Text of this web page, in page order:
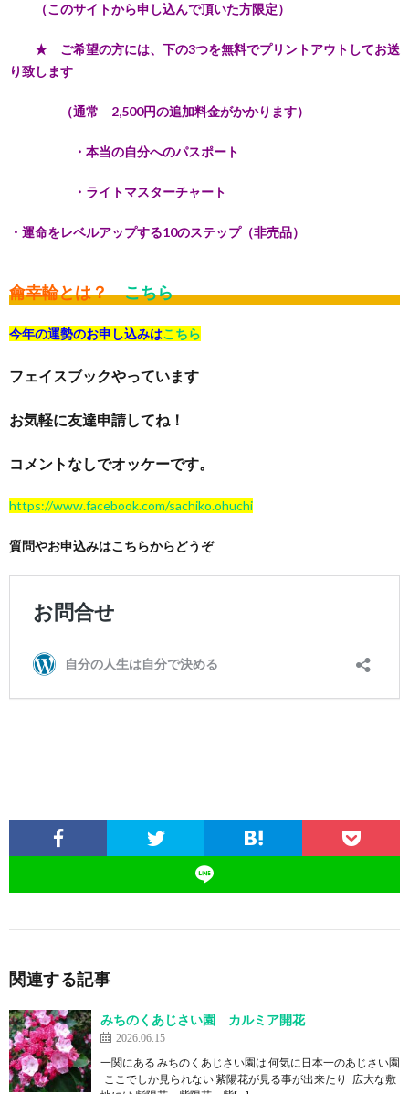
（このサイトから申し込んで頂いた方限定）
★ ご希望の方には、下の3つを無料でプリントアウトしてお送
り致します
（通常 2,500円の追加料金がかかります）
・本当の自分へのパスポート
・ライトマスターチャート
・運命をレベルアップする10のステップ（非売品）
龠幸輪とは？ こちら
今年の運勢のお申し込みはこちら
フェイスブックやっています
お気軽に友達申請してね！
コメントなしでオッケーです。
https://www.facebook.com/sachiko.ohuchi
質問やお申込みはこちらからどうぞ
関連する記事
みちのくあじさい園 カルミア開花
2026.06.15
一関にある みちのくあじさい園は 何気に日本一のあじさい園
ここでしか見られない 紫陽花が見る事が出来たり 広大な敷